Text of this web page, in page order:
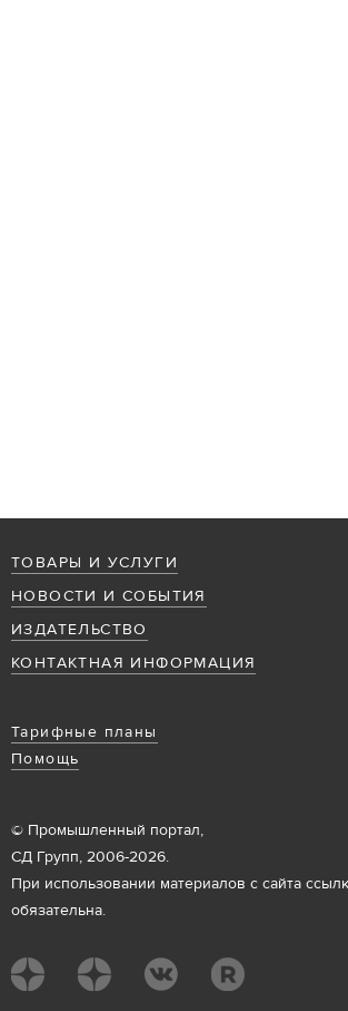
ТОВАРЫ И УСЛУГИ
НОВОСТИ И СОБЫТИЯ
ИЗДАТЕЛЬСТВО
КОНТАКТНАЯ ИНФОРМАЦИЯ
Тарифные планы
Помощь
© Промышленный портал,
СД Групп, 2006-2026.
При использовании материалов с сайта
обязательна.